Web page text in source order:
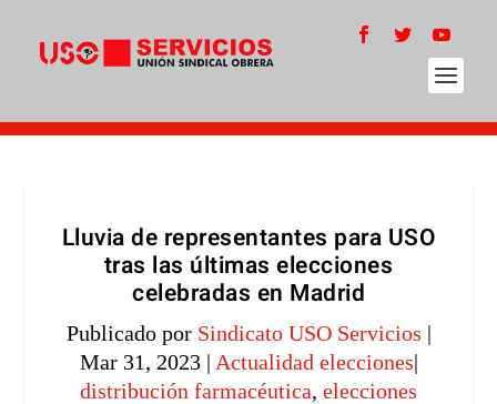
Lluvia de representantes para USO
tras las últimas elecciones
celebradas en Madrid
Publicado por Sindicato USO Servicios |
Mar 31, 2023| Actualidad elecciones|
distribución farmacéutica, elecciones